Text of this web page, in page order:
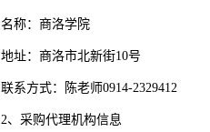
名称：商洛学院
地址：商洛市北新街10号
联系方式：陈老师0914-2329412
2、采购代理机构信息